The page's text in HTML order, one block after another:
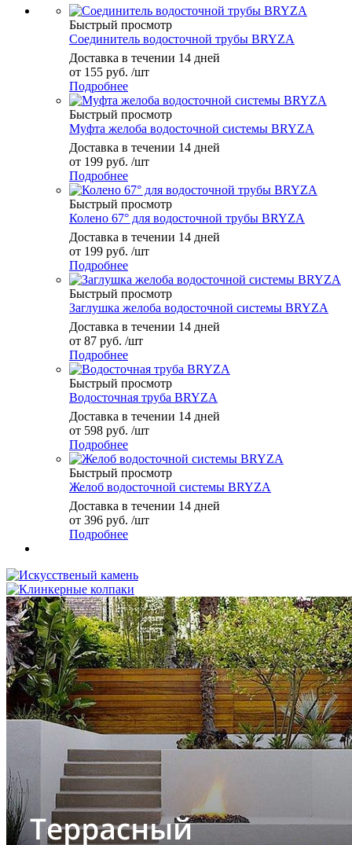
Быстрый просмотр
Соединитель водосточной трубы BRYZA
Доставка в течении 14 дней
от 155 руб. /шт
Подробнее
Быстрый просмотр
Муфта желоба водосточной системы BRYZA
Доставка в течении 14 дней
от 199 руб. /шт
Подробнее
Быстрый просмотр
Колено 67° для водосточной трубы BRYZA
Доставка в течении 14 дней
от 199 руб. /шт
Подробнее
Быстрый просмотр
Заглушка желоба водосточной системы BRYZA
Доставка в течении 14 дней
от 87 руб. /шт
Подробнее
Быстрый просмотр
Водосточная труба BRYZA
Доставка в течении 14 дней
от 598 руб. /шт
Подробнее
Быстрый просмотр
Желоб водосточной системы BRYZA
Доставка в течении 14 дней
от 396 руб. /шт
Подробнее